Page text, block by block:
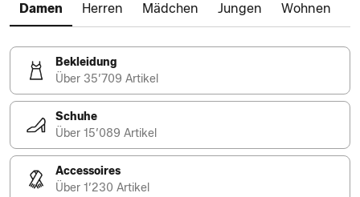
Damen Herren Mädchen Jungen Wohnen
Bekleidung
Über 35’709 Artikel
Schuhe
Über 15’089 Artikel
Accessoires
Über 1’230 Artikel